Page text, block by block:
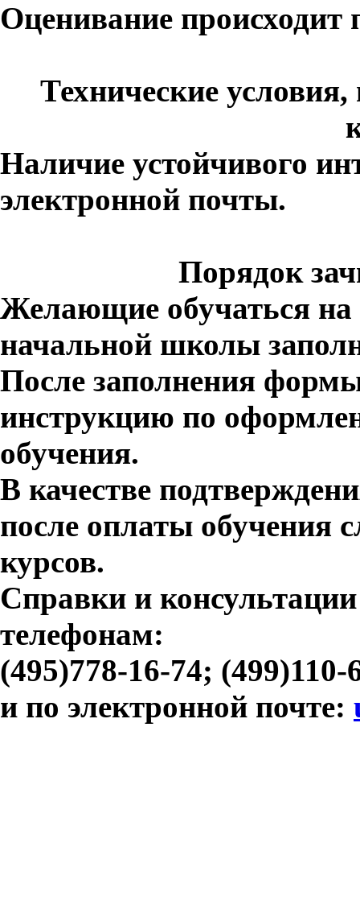
Оценивание
Технические
Наличие устойчивого
электронной почты.
Порядок
Желающие обучаться на
начальной школы
После заполнения
инструкцию по
обучения.
В качестве
после оплаты обучения
курсов.
Справки и
телефонам:
(495)778-16-74; (499)110-
и по электронной почте: